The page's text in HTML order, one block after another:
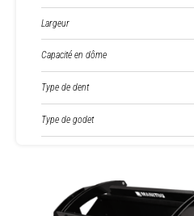
Largeur
Capacité en dôme
Type de dent
Type de godet